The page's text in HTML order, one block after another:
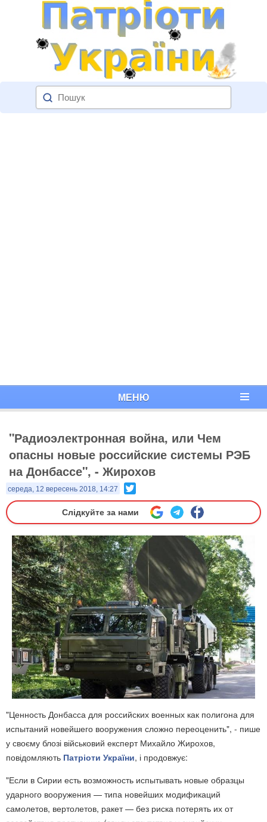
МЕНЮ
"Радиоэлектронная война, или Чем
опасны новые российские системы РЭБ
на Донбассе", - Жирохов
середа, 12 вересень 2018, 14:27
Слідкуйте за нами
"Ценность Донбасса для российских военных как полигона для
испытаний новейшего вооружения сложно переоценить", - пише
у своєму блозі військовий експерт Михайло Жирохов,
повідомляють Патріоти України, і продовжує:
"Если в Сирии есть возможность испытывать новые образцы
ударного вооружения — типа новейших модификаций
самолетов, вертолетов, ракет — без риска потерять их от